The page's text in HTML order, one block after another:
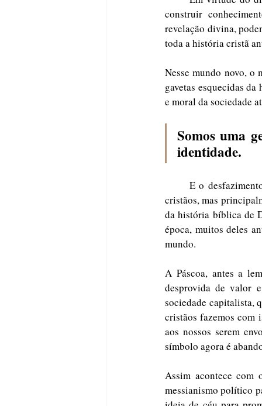
construir
revelação divina,
toda a história cristã
Nesse mundo novo, o
gavetas esquecidas
e moral da sociedade
Somos uma
identidade.
	E o desfazimento da imagem cristã no mundo não se faz somente pelo abandono dos símbolos
cristãos, mas
da história bíblica de
época, muitos deles
mundo.
A Páscoa, antes a
desprovida de valor
sociedade capitalista,
cristãos fazemos com
aos nossos serem
símbolo agora é
Assim acontece com
messianismo político